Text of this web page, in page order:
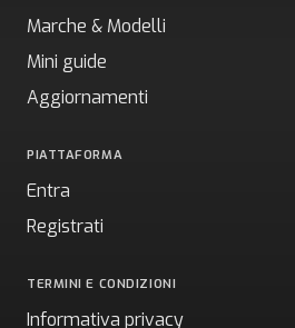
Marche & Modelli
Mini guide
Aggiornamenti
PIATTAFORMA
Entra
Registrati
TERMINI E CONDIZIONI
Informativa privacy